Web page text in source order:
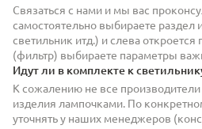
Связаться с нами и мы вас
самостоятельно выбираете раздел
светильник итд.) и слева
(фильтр) выбираете параметры
Идут ли в комплекте к
К сожалению не все
изделия лампочками. По
уточнять у наших менеджеров